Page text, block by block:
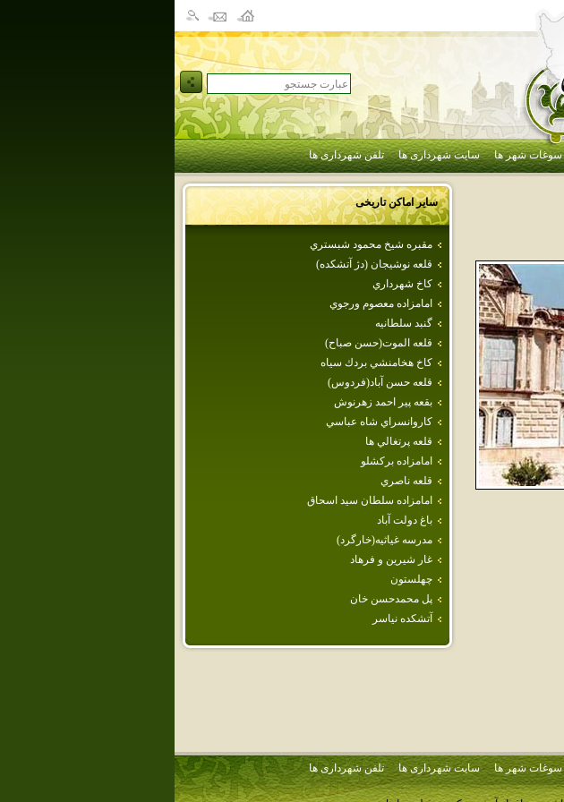
سوغات شهر ها سایت شهرداری ها تلفن شهرداری ها
سایر اماکن تاریخی
مقبره شيخ محمود شبستري
قلعه‌ نوشيجان‌ (دژ آتشكده‌)
كاخ شهرداري
امامزاده معصوم ورجوي
گنبد سلطانيه
قلعه الموت(حسن صباح)
كاخ هخامنشي بردك سياه
قلعه حسن آباد(فردوس)
بقعه پير احمد زهرنوش
كاروانسراي شاه عباسي
قلعه پرتغالي ها
امامزاده بركشلو
قلعه ناصري
امامزاده‌ سلطان‌ سيد اسحاق‌
باغ دولت آباد
مدرسه غياثيه(خارگرد)
غار شيرين و فرهاد
چهلستون
پل محمدحسن خان
آتشكده نياسر
سوغات شهر ها سایت شهرداری ها تلفن شهرداری ها